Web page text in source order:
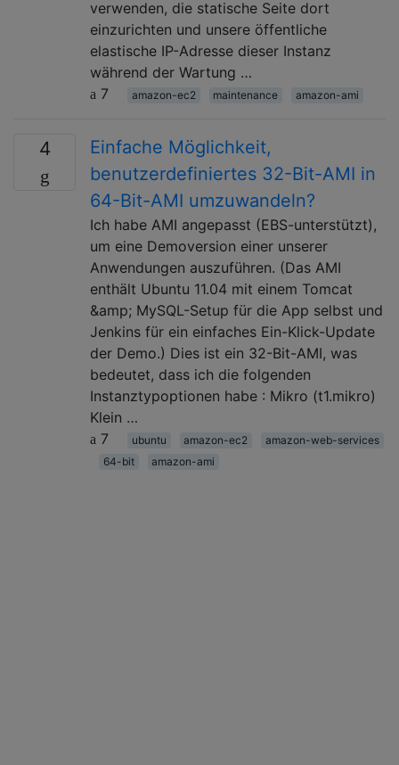
verwenden, die statische Seite dort
einzurichten und unsere öffentliche
elastische IP-Adresse dieser Instanz
während der Wartung …
7
amazon-ec2 maintenance amazon-ami
4
Einfache Möglichkeit,
benutzerdefiniertes 32-Bit-AMI in
64-Bit-AMI umzuwandeln?
Ich habe AMI angepasst (EBS-unterstützt),
um eine Demoversion einer unserer
Anwendungen auszuführen. (Das AMI
enthält Ubuntu 11.04 mit einem Tomcat
&amp; MySQL-Setup für die App selbst und
Jenkins für ein einfaches Ein-Klick-Update
der Demo.) Dies ist ein 32-Bit-AMI, was
bedeutet, dass ich die folgenden
Instanztypoptionen habe : Mikro (t1.mikro)
Klein …
7
ubuntu amazon-ec2
amazon-web-services
64-bit
amazon-ami